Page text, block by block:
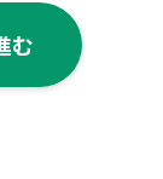
む